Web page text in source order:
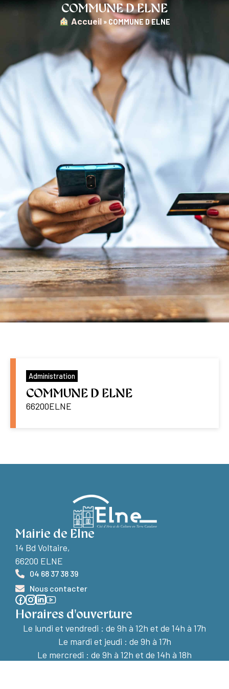
COMMUNE D ELNE
︎ Accueil » COMMUNE D ELNE
Administration
COMMUNE D ELNE
66200ELNE
Mairie de Elne
14 Bd Voltaire,
66200 ELNE
04 68 37 38 39
Nous contacter
Horaires d'ouverture
Le lundi et vendredi : de 9h à 12h et de 14h à 17h
Le mardi et jeudi : de 9h à 17h
Le mercredi : de 9h à 12h et de 14h à 18h